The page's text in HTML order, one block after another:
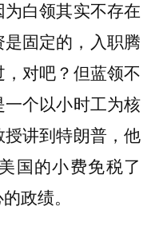
白领其实不存在
固定的，入职腾
对吧？但蓝领不
个以小时工为核
讲到特朗普，他
国的小费免税了
政绩。